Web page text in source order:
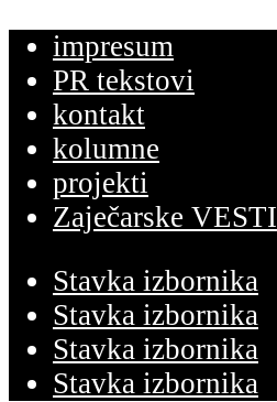
impresum
PR tekstovi
kontakt
kolumne
projekti
Zaječarske VESTI
Stavka izbornika
Stavka izbornika
Stavka izbornika
Stavka izbornika